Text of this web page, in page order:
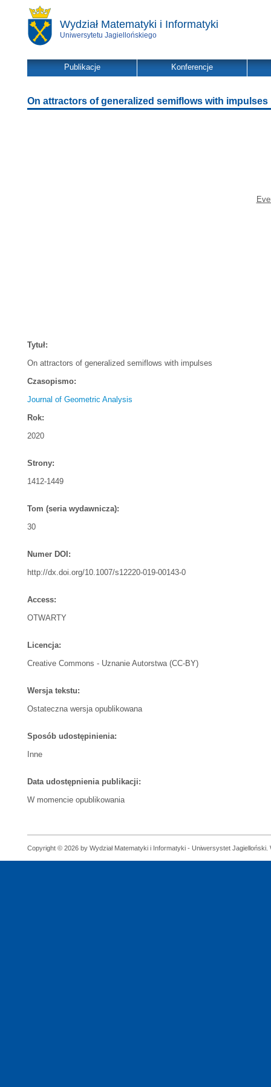
Wydział Matematyki i Informatyki
Uniwersytetu Jagiellońskiego
Publikacje Konferencje
On attractors of generalized semiflows with impulses
Tytuł:
On attractors of generalized semiflows with impulses
Czasopismo:
Journal of Geometric Analysis
Rok:
2020
Strony:
1412-1449
Tom (seria wydawnicza):
30
Numer DOI:
http://dx.doi.org/10.1007/s12220-019-00143-0
Access:
OTWARTY
Licencja:
Creative Commons - Uznanie Autorstwa (CC-BY)
Wersja tekstu:
Ostateczna wersja opublikowana
Sposób udostępinienia:
Inne
Data udostępnienia publikacji:
W momencie opublikowania
Copyright © 2026 by Wydział Matematyki i Informatyki - Uniwersystet